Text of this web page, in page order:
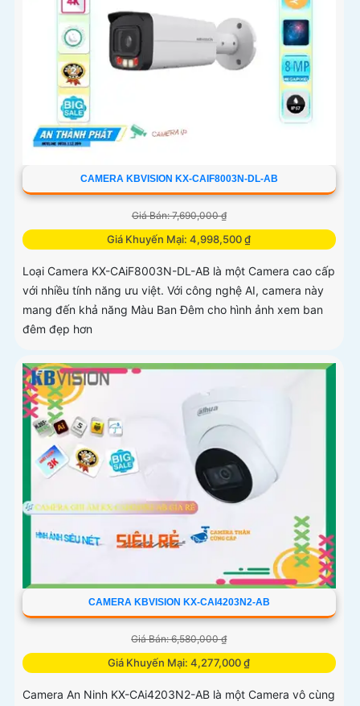
CAMERA KBVISION KX-CAIF8003N-DL-AB
Giá Bán: 7,690,000 ₫
Giá Khuyến Mại: 4,998,500 ₫
Loại Camera KX-CAiF8003N-DL-AB là một Camera cao cấp
với nhiều tính năng ưu việt. Với công nghệ AI, camera này
mang đến khả năng Màu Ban Đêm cho hình ảnh xem ban
đêm đẹp hơn
CAMERA KBVISION KX-CAI4203N2-AB
Giá Bán: 6,580,000 ₫
Giá Khuyến Mại: 4,277,000 ₫
Camera An Ninh KX-CAi4203N2-AB là một Camera vô cùng